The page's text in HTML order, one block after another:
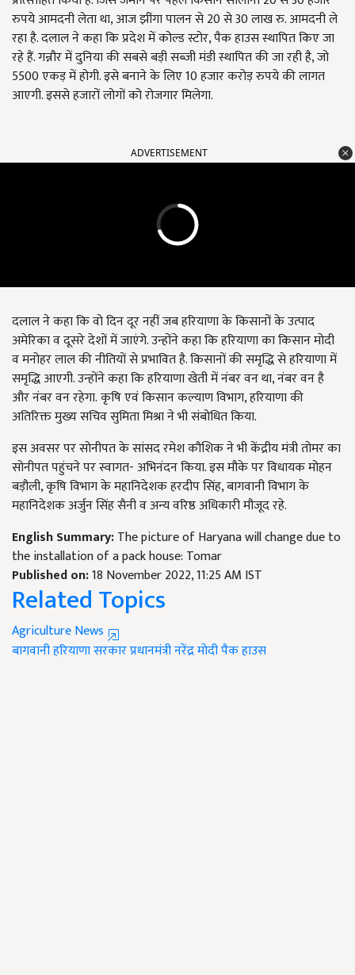
रुपये आमदनी लेता था,आज झींगा पालन से20से30लाख रु.आमदनी ले
रहा है. दलाल ने कहा कि प्रदेश में कोल्ड स्टोर,पैक हाउस स्थापित किए जा
रहे हैं. गन्नौर में दुनिया की सबसे बड़ी सब्जी मंडी स्थापित की जा रही है,जो
5500एकड़ में होगी. इसे बनाने के लिए10हजार करोड़ रुपये की लागत
आएगी. इससे हजारों लोगों को रोजगार मिलेगा.
ADVERTISEMENT
दलाल ने कहा कि वो दिन दूर नहीं जब हरियाणा के किसानों के उत्पाद
अमेरिका व दूसरे देशों में जाएंगे. उन्होंने कहा कि हरियाणा का किसान मोदी
व मनोहर लाल की नीतियों से प्रभावित है. किसानों की समृद्धि से हरियाणा में
समृद्धि आएगी. उन्होंने कहा कि हरियाणा खेती में नंबर वन था,नंबर वन है
और नंबर वन रहेगा.कृषि एवं किसान कल्याण विभाग,हरियाणा की
अतिरिक्त मुख्य सचिव सुमिता मिश्रा ने भी संबोधित किया.
इस अवसर पर सोनीपत के सांसद रमेश कौशिक ने भी केंद्रीय मंत्री तोमर का
सोनीपत पहुंचने पर स्वागत-अभिनंदन किया. इस मौके पर विधायक मोहन
बड़ौली,कृषि विभाग के महानिदेशक हरदीप सिंह,बागवानी विभाग के
महानिदेशक अर्जुन सिंह सैनी व अन्य वरिष्ठ अधिकारी मौजूद रहे.
English Summary:The picture of Haryana will change due to
the installation of a pack house: Tomar
Published on:18 November 2022, 11:25 AM IST
Related Topics
Agriculture News
बागवानीहरियाणा सरकारप्रधानमंत्री नरेंद्र मोदीपैक हाउस